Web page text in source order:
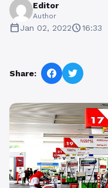
Editor
Author
calendar_todayJan 02, 2022schedule16:33
Share: